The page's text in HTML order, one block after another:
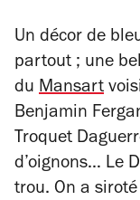
Un décor de
partout ; une
du Mansart
Benjamin
Troquet
d’oignons… Le
trou. On a